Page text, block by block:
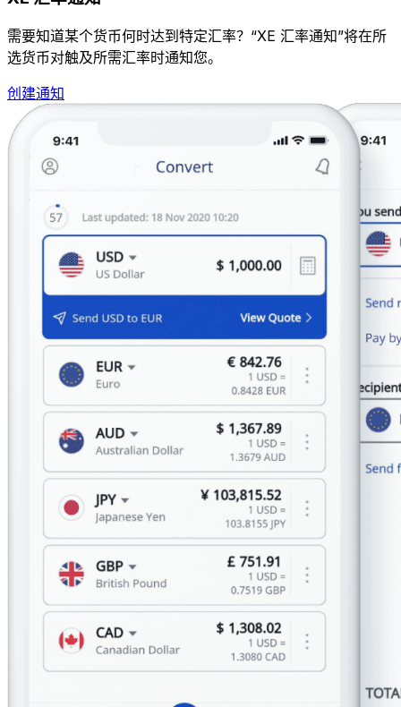
需要知道某个货币何时达到特定汇率？“XE 汇率通知”将在所
选货币对触及所需汇率时通知您。
创建通知